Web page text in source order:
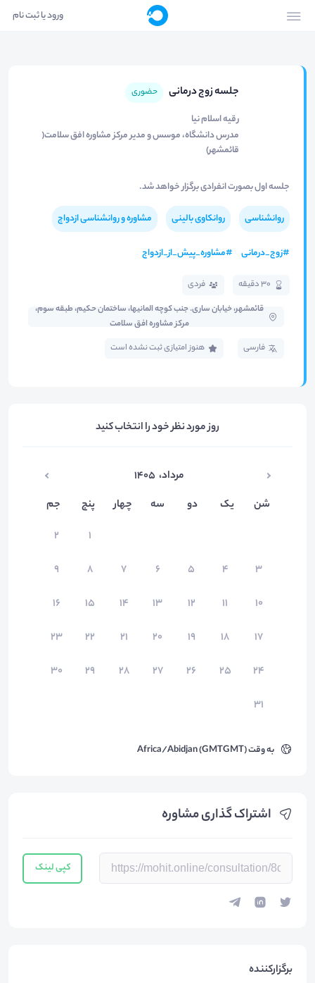
ورود یا ثبت نام
جلسه زوج درمانی حضوری
رقیه اسلام نیا
مدرس دانشگاه، موسس و مدیر مرکز مشاوره افق سلامت(
قائمشهر)
جلسه اول بصورت انفرادی برگزار خواهد شد.
روانشناسی روانکاوی بالینی مشاوره و روانشناسی ازدواج
#زوج_درمانی #مشاوره_پیش_از_ازدواج
30 دقیقه
فردی
قائمشهر، خیابان ساری. جنب کوچه المانیها، ساختمان حکیم، طبقه سوم،
مرکز مشاوره افق سلامت
فارسی
هنوز امتیازی ثبت نشده است
روز مورد نظر خود را انتخاب کنید
مرداد، ۱۴۰۵
شن
یک دو سه چهار پنج
جم
۱
۲
۳
۴ ۵ ۶ ۷ ۸
۹
۱۰
۱۱ ۱۲ ۱۳ ۱۴ ۱۵
۱۶
۱۷
۱۸ ۱۹ ۲۰ ۲۱ ۲۲
۲۳
۲۴
۲۵ ۲۶ ۲۷ ۲۸ ۲۹
۳۰
۳۱
به وقتAfrica/Abidjan (GMTGMT)
اشتراک گذاری مشاوره
کپی لینک
برگزارکننده